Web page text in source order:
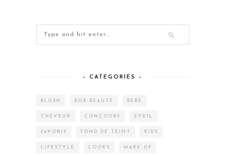
– CATEGORIES –
BLUSH BOX BEAUTÉ BÉBÉ
CHEVEUX CONCOURS EVEIL
FAVORIS FOND DE TEINT KIDS
LIFESTYLE LOOKS MAKE-UP